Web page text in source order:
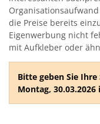
die Preise bereits
Eigenwerbung nicht
mit Aufkleber oder
Bitte geben Sie
Montag,